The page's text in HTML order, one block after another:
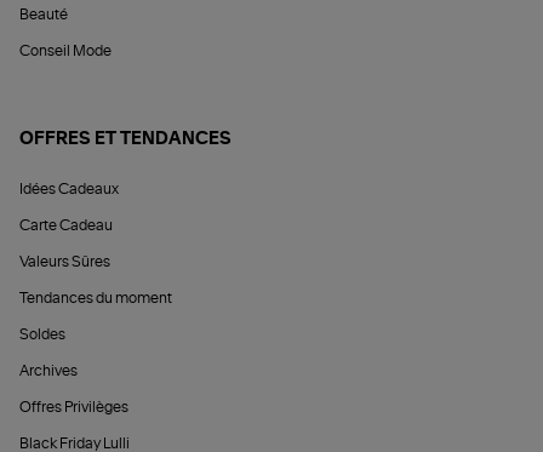
Beauté
Conseil Mode
OFFRES ET TENDANCES
Idées Cadeaux
Carte Cadeau
Valeurs Sûres
Tendances du moment
Soldes
Archives
Offres Privilèges
Black Friday Lulli